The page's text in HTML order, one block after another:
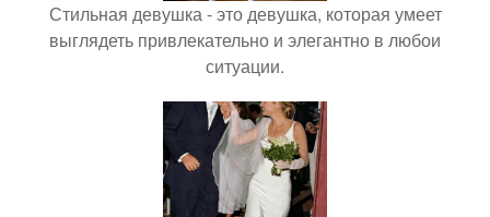
Стильная девушка - это девушка, которая умеет
выглядеть привлекательно и элегантно в любои
ситуации.